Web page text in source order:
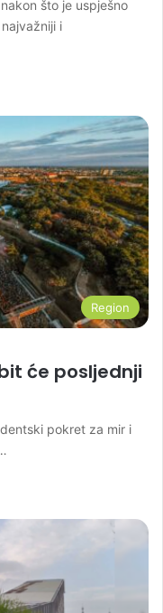
što je uspješno
i
Region
će posljednji
pokret za mir i